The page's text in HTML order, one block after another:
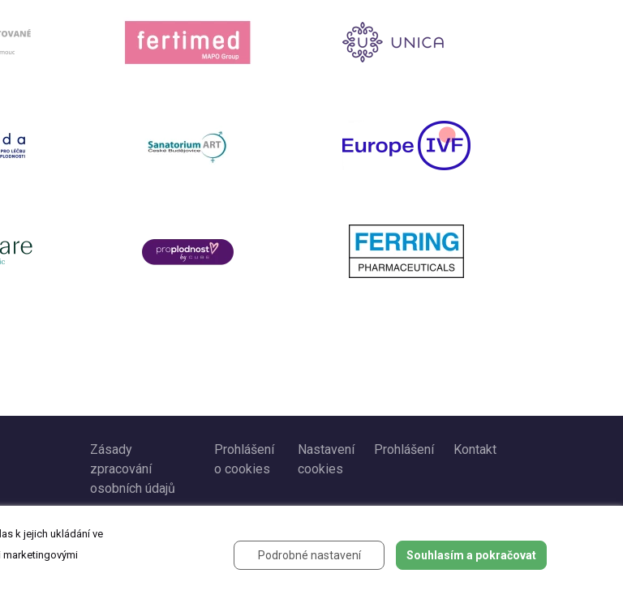
Zásady
zpracování
osobních údajů
Prohlášení
o cookies
Nastavení
cookies
Prohlášení Kontakt
k jejich ukládání ve
marketingovými
Podrobné nastavení Souhlasím a pokračovat